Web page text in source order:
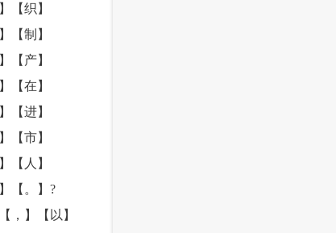
【织】
【制】
【产】
【在】
【进】
【市】
【人】
【。】?
，】【以】